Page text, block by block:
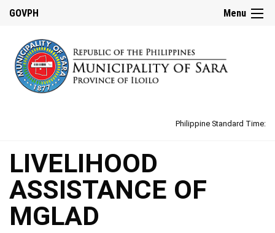
Menu
GOVPH
Philippine Standard Time:
LIVELIHOOD
ASSISTANCE OF
MGLAD